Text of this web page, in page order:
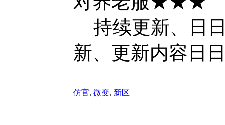
持续更新、日
新、更新内容日
仿官, 微变, 新区